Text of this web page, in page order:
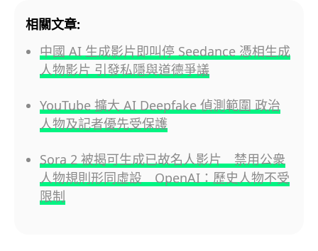
相關文章:
中國 AI 生成影片即叫停 Seedance 憑相生成
人物影片 引發私隱與道德爭議
YouTube 擴大 AI Deepfake 偵測範圍 政治
人物及記者優先受保護
Sora 2 被揭可生成已故名人影片 禁用公衆
人物規則形同虛設 OpenAI：歷史人物不受
限制